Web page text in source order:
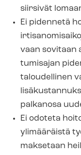
siirsivät
Ei pidennetä
vaan sovitaan
tu­mi­sa­jan
taloudellinen
palkanosa
Ei odoteta
ylimääräistä
maksetaan